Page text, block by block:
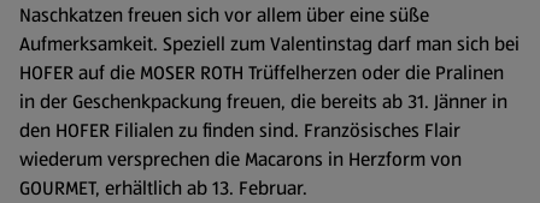
Naschkatzen freuen sich vor allem über eine süße
Aufmerksamkeit. Speziell zum Valentinstag darf man sich bei
HOFER auf die MOSER ROTH Trüffelherzen oder die Pralinen
in der Geschenkpackung freuen, die bereits ab 31. Jänner in
den HOFER Filialen zu finden sind. Französisches Flair
wiederum versprechen die Macarons in Herzform von
GOURMET, erhältlich ab 13. Februar.